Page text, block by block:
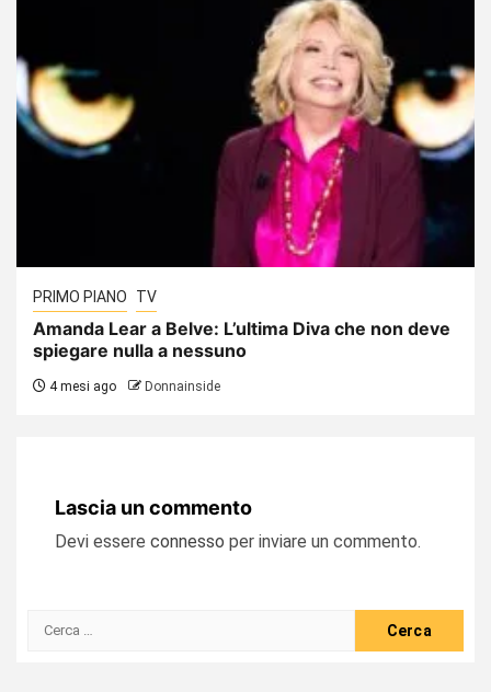
PRIMO PIANO TV
Amanda Lear a Belve: L’ultima Diva che non deve
spiegare nulla a nessuno
4 mesi ago Donnainside
Lascia un commento
Devi essere connesso per inviare un commento.
Ricerca